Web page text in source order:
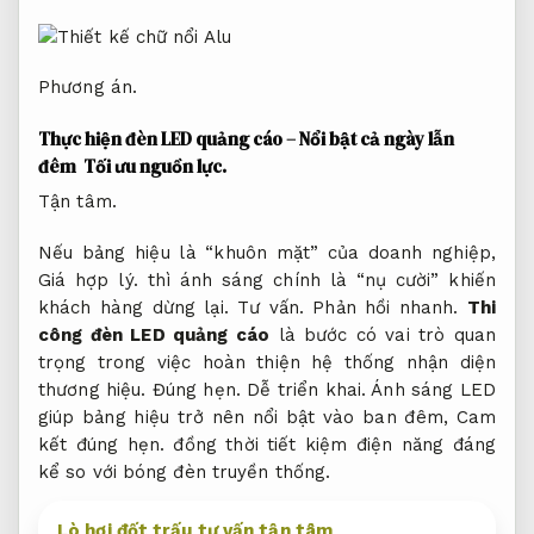
Phương án.
Thực hiện đèn LED quảng cáo – Nổi bật cả ngày lẫn
đêm Tối ưu nguồn lực.
Tận tâm.
Nếu bảng hiệu là “khuôn mặt” của doanh nghiệp,
Giá hợp lý. thì ánh sáng chính là “nụ cười” khiến
khách hàng dừng lại. Tư vấn. Phản hồi nhanh. Thi
công đèn LED quảng cáo là bước có vai trò quan
trọng trong việc hoàn thiện hệ thống nhận diện
thương hiệu. Đúng hẹn. Dễ triển khai. Ánh sáng LED
giúp bảng hiệu trở nên nổi bật vào ban đêm, Cam
kết đúng hẹn. đồng thời tiết kiệm điện năng đáng
kể so với bóng đèn truyền thống.